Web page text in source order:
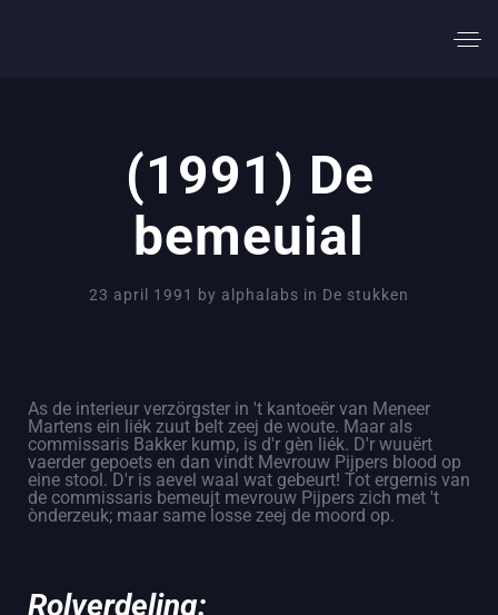
(1991) De
bemeuial
23 april 1991 by alphalabs in De stukken
As de interieur verzörgster in 't kantoeër van Meneer
Martens ein liék zuut belt zeej de woute. Maar als
commissaris Bakker kump, is d'r gèn liék. D'r wuuërt
vaerder gepoets en dan vindt Mevrouw Pijpers blood op
eine stool. D'r is aevel waal wat gebeurt! Tot ergernis van
de commissaris bemeujt mevrouw Pijpers zich met 't
ònderzeuk; maar same losse zeej de moord op.
Rolverdeling: